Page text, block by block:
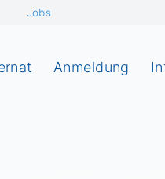
Jobs
Anmeldung